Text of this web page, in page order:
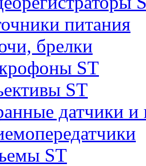
питания
брелки
ST
ST
датчики и
ST